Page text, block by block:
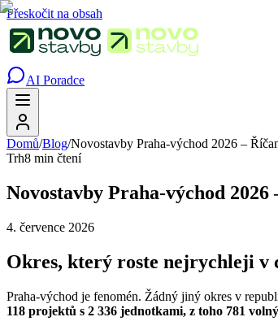
Přeskočit na obsah
AI Poradce
Domů/Blog/Novostavby Praha-východ 2026 –
Trh8 min čtení
Novostavby Praha-východ
4. července 2026
Okres, který roste nejrychleji v
Praha-východ je fenomén. Žádný jiný okres v
118 projektů s 2 336 jednotkami, z toho 781